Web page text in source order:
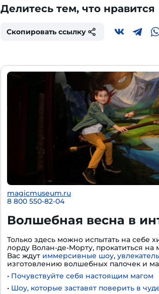
Делитесь тем, что нравится
Скопировать ссылку
magicmuseum.ru
8 800 550-82-04
Волшебная весна в
Только здесь можно испытать на
лорду Волан-де-Морту, прокатиться
Вас ждут иммерсивные шоу,
изготовлению волшебных палочек и
• Почувствуйте себя настоящим магом
• Шоу, которые заставят поверить в